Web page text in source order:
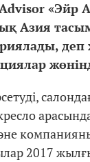
«Эйр
Азия
деп
2017